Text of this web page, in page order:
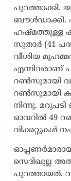
പുറത്താക്കി.
ബൗൾഡാക്കി.
ഹഷ്മത്തുള്ള
സുതാർ (41
വീശിയ
എന്നിവരാണ്
റൺസുമായി
റൺസുമായി
നിന്നു.
ഓവറിൽ 49
വിക്കറ്റുകൾ
സെദിഖുല്ല
പുറത്തായത്.